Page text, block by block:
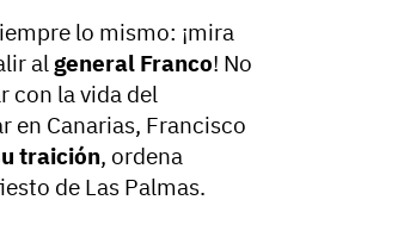
lo mismo: ¡mira
al general Franco! No
con la vida del
en Canarias, Francisco
traición, ordena
de Las Palmas.